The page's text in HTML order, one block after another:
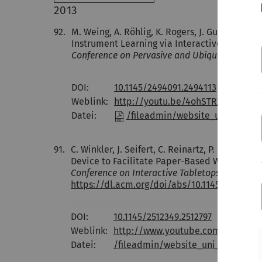
2013
92.
M. Weing, A. Röhlig, K. Rogers, J.
Instrument Learning via Interactive
Conference on Pervasive and Ubiquitous
DOI:
10.1145/2494091.2494113
Weblink:
http://youtu.be/4ohSTRXjBNI
Datei:
/fileadmin/website_uni_ulm/
91.
C. Winkler, J. Seifert, C. Reinartz, P.
Device to Facilitate Paper-Based
Conference on Interactive Tabletops and
https://dl.acm.org/doi/abs/10.1145/
DOI:
10.1145/2512349.2512797
Weblink:
http://www.youtube.com/
Datei:
/fileadmin/website_uni_ulm/